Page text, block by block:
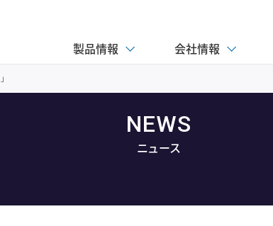
製品情報 会社情報
NEWS
ニュース